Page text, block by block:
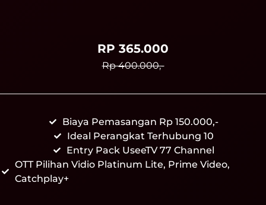
RP 365.000
Rp 400.000,-
Biaya Pemasangan Rp 150.000,-
Ideal Perangkat Terhubung 10
Entry Pack UseeTV 77 Channel
OTT Pilihan Vidio Platinum Lite, Prime Video,
Catchplay+